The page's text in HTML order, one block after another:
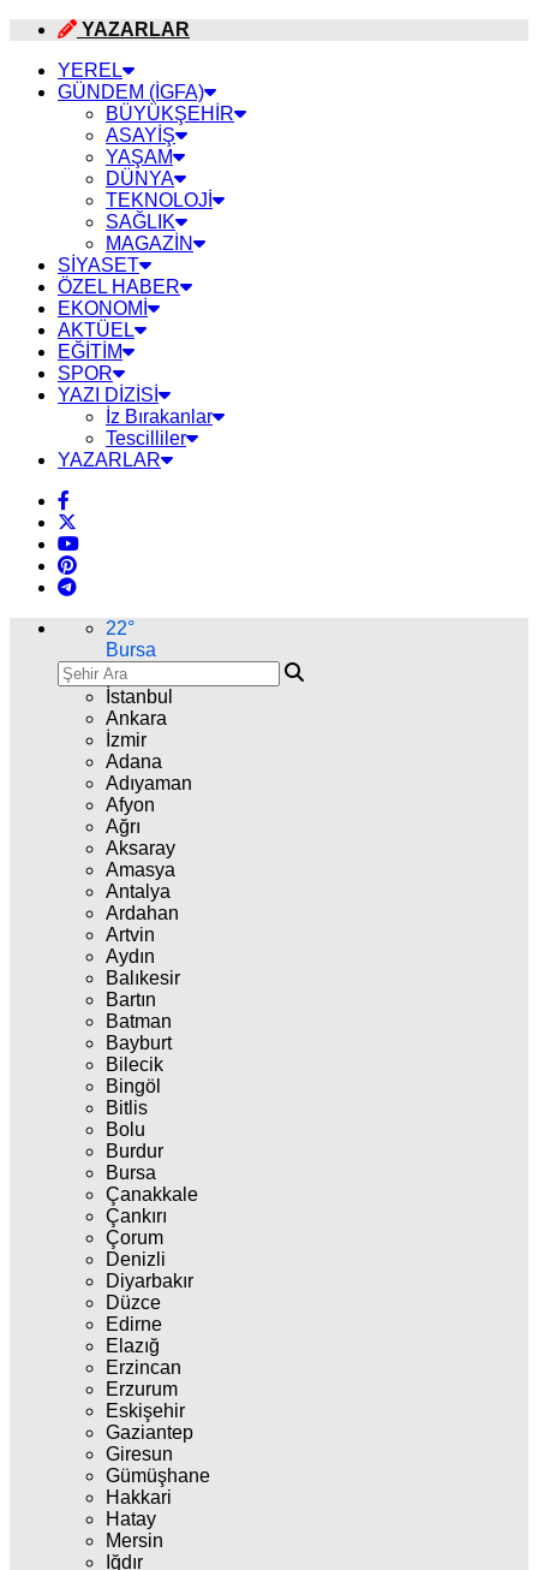
YAZARLAR
YEREL
GÜNDEM (İGFA)
BÜYÜKŞEHİR
ASAYİŞ
YAŞAM
DÜNYA
TEKNOLOJİ
SAĞLIK
MAGAZİN
SİYASET
ÖZEL HABER
EKONOMİ
AKTÜEL
EĞİTİM
SPOR
YAZI DİZİSİ
İz Bırakanlar
Tescilliler
YAZARLAR
22°
Bursa
İstanbul
Ankara
İzmir
Adana
Adıyaman
Afyon
Ağrı
Aksaray
Amasya
Antalya
Ardahan
Artvin
Aydın
Balıkesir
Bartın
Batman
Bayburt
Bilecik
Bingöl
Bitlis
Bolu
Burdur
Bursa
Çanakkale
Çankırı
Çorum
Denizli
Diyarbakır
Düzce
Edirne
Elazığ
Erzincan
Erzurum
Eskişehir
Gaziantep
Giresun
Gümüşhane
Hakkari
Hatay
Mersin
Iğdır